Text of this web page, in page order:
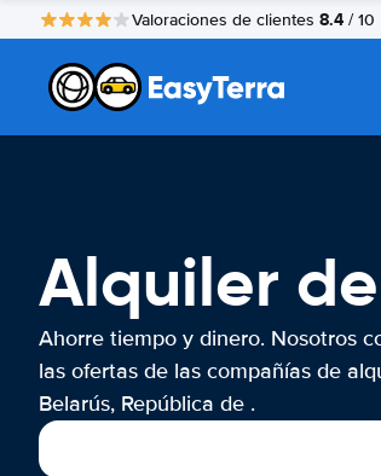
Valoraciones de clientes 8.4 / 10
Alquiler
Ahorre tiempo y dinero. Nosotros
las ofertas de las compañías de
Belarús, República de .